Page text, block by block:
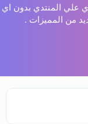
علي المنتدي بدون اي
من المميزات .